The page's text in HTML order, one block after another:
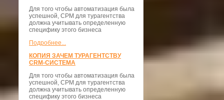
Для того чтобы автоматизация была
успешной, СРМ для турагентства
должна учитывать определенную
специфику этого бизнеса
Подробнее...
КОПИЯ ЗАЧЕМ ТУРАГЕНТСТВУ
CRM-СИСТЕМА
Для того чтобы автоматизация была
успешной, СРМ для турагентства
должна учитывать определенную
специфику этого бизнеса